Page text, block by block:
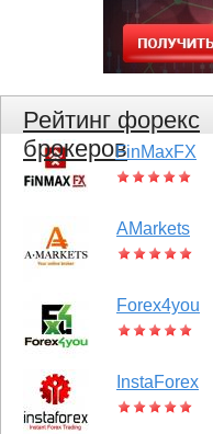
Рейтинг форекс
брокеровFinMaxFX
AMarkets
Forex4you
InstaForex